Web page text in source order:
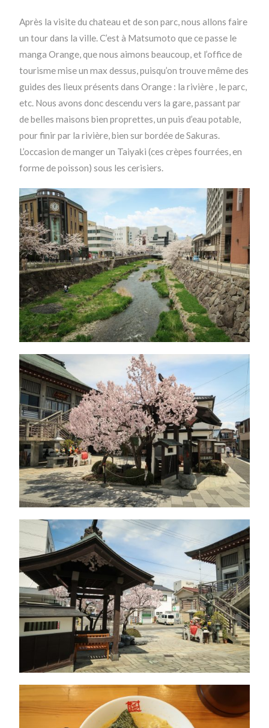
Après la visite du chateau et de son parc, nous allons faire
un tour dans la ville. C’est à Matsumoto que ce passe le
manga Orange, que nous aimons beaucoup, et l’office de
tourisme mise un max dessus, puisqu’on trouve même des
guides des lieux présents dans Orange : la rivière , le parc,
etc. Nous avons donc descendu vers la gare, passant par
de belles maisons bien proprettes, un puis d’eau potable,
pour finir par la rivière, bien sur bordée de Sakuras.
L’occasion de manger un Taiyaki (ces crèpes fourrées, en
forme de poisson) sous les cerisiers.